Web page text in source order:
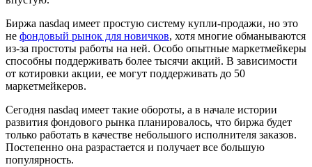
Биржа nasdaq имеет простую систему купли-продажи, но это
не фондовый рынок для новичков, хотя многие обманываются
из-за простоты работы на ней. Особо опытные маркетмейкеры
способны поддерживать более тысячи акций. В зависимости
от котировки акции, ее могут поддерживать до 50
маркетмейкеров.
Сегодня nasdaq имеет такие обороты, а в начале истории
развития фондового рынка планировалось, что биржа будет
только работать в качестве небольшого исполнителя заказов.
Постепенно она разрастается и получает все большую
популярность.